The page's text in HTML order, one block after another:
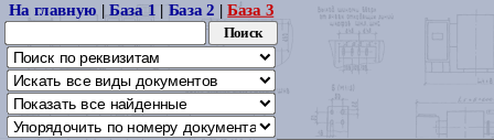
На главную |База 1 | База 2 |База 3